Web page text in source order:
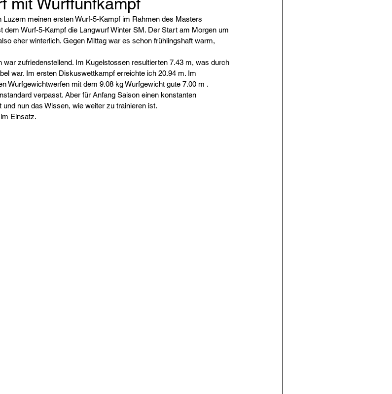
Luzern meinen ersten Wurf-5-Kampf im Rahmen des Masters
Wurf-5-Kampf die Langwurf Winter SM. Der Start am Morgen um
eher winterlich. Gegen Mittag war es schon frühlingshaft warm,
war zufriedenstellend. Im Kugelstossen resultierten 7.43 m, was durch
war. Im ersten Diskuswettkampf erreichte ich 20.94 m. Im
Wurfgewichtwerfen mit dem 9.08 kg Wurfgewicht gute 7.00 m .
verpasst. Aber für Anfang Saison einen konstanten
nun das Wissen, wie weiter zu trainieren ist.
Einsatz.